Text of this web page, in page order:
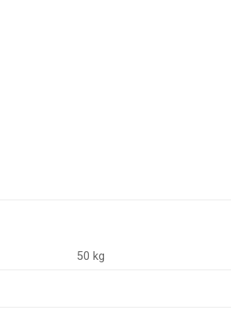
50 kg